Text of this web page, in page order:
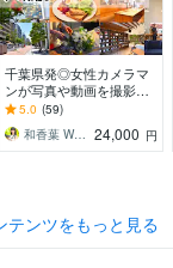
千葉県発◎女性カメラマ
ンが写真や動画を撮影し
ます 実績豊富なモデルの
視点で「使える！」素材
を撮影します
5.0 (59)
和香葉 Wakaba
24,000 円
テンツをもっと見る